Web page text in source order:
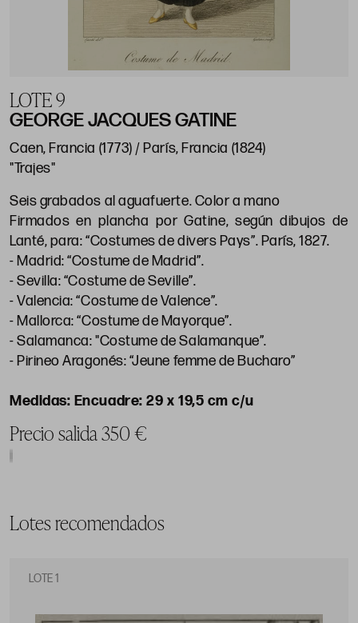
LOTE 9
GEORGE JACQUES GATINE
Caen, Francia (1773) / París, Francia (1824)
"Trajes"
Seis grabados al aguafuerte. Color a mano
Firmados en plancha por Gatine, según dibujos de
Lanté, para: “Costumes de divers Pays”. París, 1827.
- Madrid: “Costume de Madrid”.
- Sevilla: “Costume de Seville”.
- Valencia: “Costume de Valence”.
- Mallorca: “Costume de Mayorque”.
- Salamanca: "Costume de Salamanque”.
- Pirineo Aragonés: “Jeune femme de Bucharo”
Encuadre: 29 x 19,5 cm c/u
Precio salida 350 €
Lotes recomendados
LOTE 1